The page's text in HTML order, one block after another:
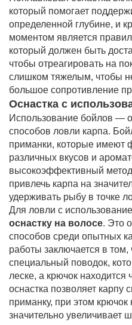
который помогает
определенной глубине, и
моментом является
который должен быть
чтобы отреагировать на
слишком тяжелым, чтобы
большое сопротивление
Оснастка с
Использование бойлов —
способов ловли карпа.
приманки, которые имеют
различных вкусов и
высокоэффективный
привлечь карпа на
удерживать рыбу в точке
Для ловли с
оснастку на волосе. Это
способов среди опытных
работы заключается в
специальный поводок,
леске, а крючок
оснастка позволяет карпу
приманку, при этом
значительно увеличивает